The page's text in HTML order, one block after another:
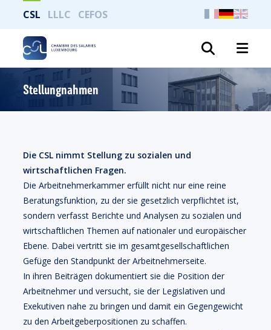
CSL LLLC CEFOS
Stellungnahmen
Die CSL nimmt Stellung zu sozialen und
wirtschaftlichen Fragen.
Die Arbeitnehmerkammer erfüllt nicht nur eine reine
Beratungsfunktion, zu der sie gesetzlich verpflichtet ist,
sondern verfasst Berichte und Analysen zu sozialen und
wirtschaftlichen Themen auf nationaler und europäischer
Ebene. Dabei vertritt sie im gesamtgesellschaftlichen
Gefüge den Standpunkt der Arbeitnehmerseite.
In ihren Beiträgen dokumentiert sie die Position der
Arbeitnehmer und versucht, sie der Legislativen und
Exekutiven nahe zu bringen und damit ein Gegengewicht
zu den Arbeitgeberpositionen zu schaffen.